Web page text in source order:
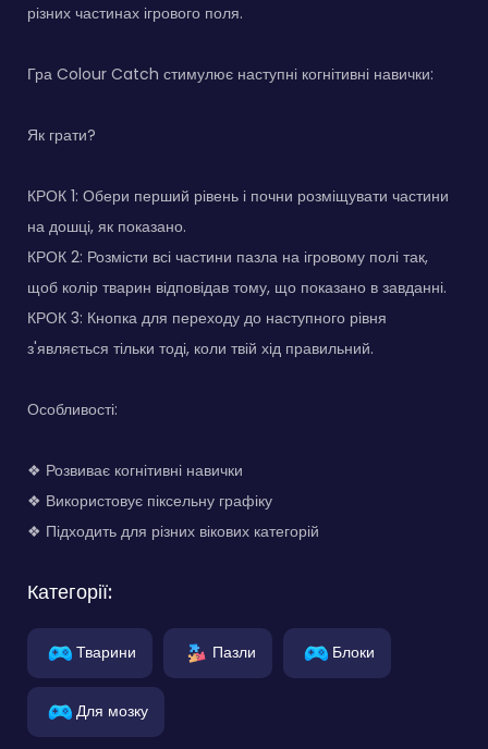
різних частинах ігрового поля.
Гра Colour Catch стимулює наступні когнітивні навички:
Як грати?
КРОК 1: Обери перший рівень і почни розміщувати частини
на дошці, як показано.
КРОК 2: Розмісти всі частини пазла на ігровому полі так,
щоб колір тварин відповідав тому, що показано в завданні.
КРОК 3: Кнопка для переходу до наступного рівня
з'являється тільки тоді, коли твій хід правильний.
Особливості:
❖ Розвиває когнітивні навички
❖ Використовує піксельну графіку
❖ Підходить для різних вікових категорій
Категорії:
Тварини Пазли Блоки
Для мозку